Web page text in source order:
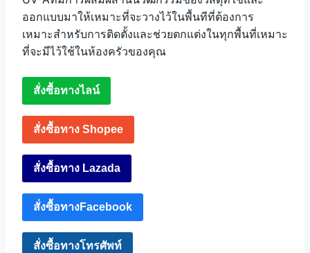
ออกแบบมาให้เหมาะที่จะวางไว้ในพื้นทีที่ต้องการ
เหมาะสำหรับการติดตั้งและช่วยตกแต่งในทุกพื้นที่เหมาะ
ที่จะมีไว้ใช้ในห้องครัวของคุณ
สั่งซื้อทางไลน์
สั่งซื้อทาง Shopee
สั่งซื้อทาง Lazada
สั่งซื้อทางFacebook
สั่งซื้อทางโทรศัพท์